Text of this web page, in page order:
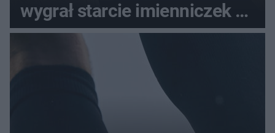
wygrał starcie imienniczek na
pełnym stadionie